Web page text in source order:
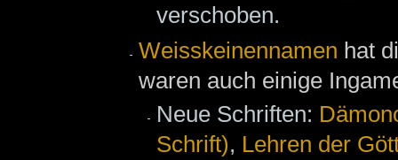
verschoben.
Weisskeinennamen hat
waren auch einige
Neue Schriften:
Schrift)‎, Lehren der